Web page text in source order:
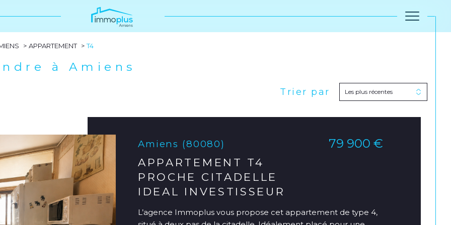
Estimer
Filtrer
Voir les12annonces
APPARTEMENT T4
à Amiens
Trier par Les plus récentes
Amiens (80080)
APPARTEMENT T4
PROCHE CITADELLE
IDEAL INVESTISSEUR
79 900 €
L’agence Immoplus vous propose cet appartement de type 4,